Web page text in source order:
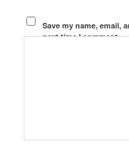
Save my name, email,
next time I comment.